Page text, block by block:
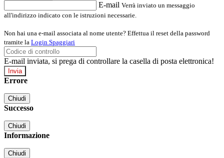
E-mail Verrà inviato un messaggio
all'indirizzo indicato con le istruzioni necessarie.
Non hai una e-mail associata al nome utente? Effettua il reset della password
tramite la Login Spaggiari
E-mail inviata, si prega di controllare la casella di posta elettronica!
Errore
Chiudi
Successo
Chiudi
Informazione
Chiudi